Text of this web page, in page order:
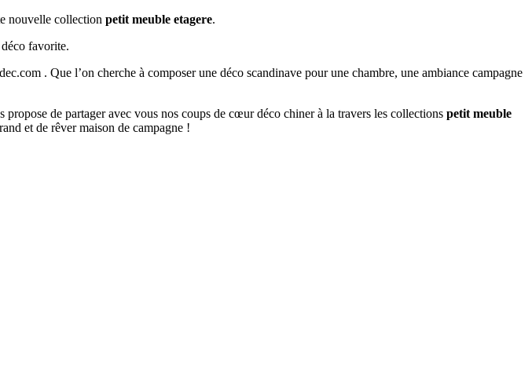
nouvelle collection petit meuble etagere.
favorite.
. Que l’on cherche à composer une déco scandinave pour une chambre, une ambiance campagne
de partager avec vous nos coups de cœur déco chiner à la travers les collections petit meuble
et de rêver maison de campagne !